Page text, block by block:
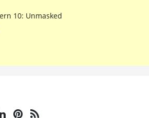
10: Unmasked